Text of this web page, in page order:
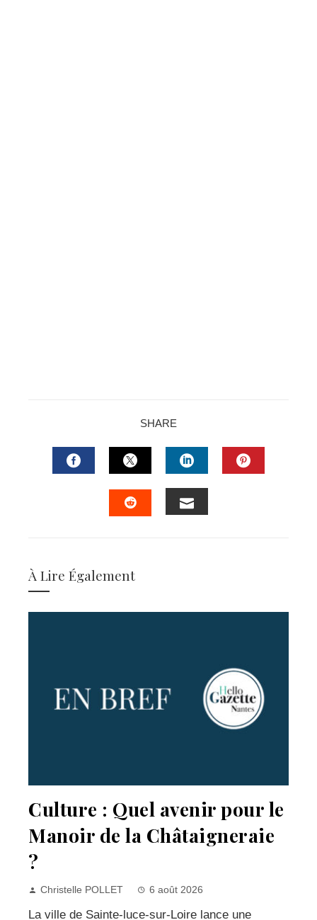
SHARE
FACEBOOKTWITTERLINKEDIN
À Lire Également
Culture : Quel avenir pour le
Manoir de la Châtaigneraie
?
Christelle POLLET 6 août 2026
La ville de Sainte-luce-sur-Loire lance une